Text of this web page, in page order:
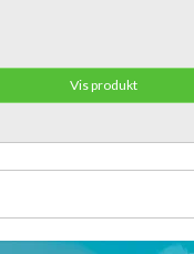
Vis produkt